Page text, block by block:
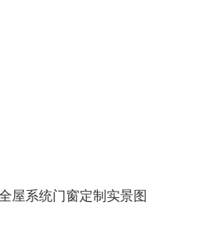
屋系统门窗定制实景图